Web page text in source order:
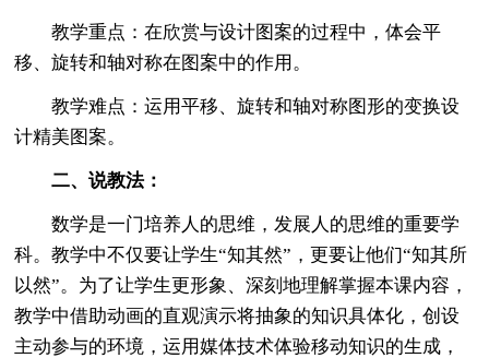
教学重点：在欣赏与设计图案的过程中，体会平
移、旋转和轴对称在图案中的作用。
教学难点：运用平移、旋转和轴对称图形的变换设
计精美图案。
二、说教法：
数学是一门培养人的思维，发展人的思维的重要学
科。教学中不仅要让学生“知其然”，更要让他们“知其所
以然”。为了让学生更形象、深刻地理解掌握本课内容，
教学中借助动画的直观演示将抽象的知识具体化，创设
主动参与的环境，运用媒体技术体验移动知识的生成，